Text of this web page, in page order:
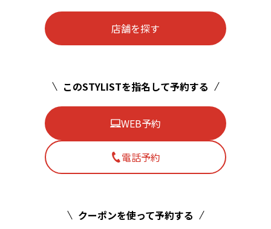
店舗を探す
このSTYLISTを指名して予約する
WEB予約
電話予約
クーポンを使って予約する